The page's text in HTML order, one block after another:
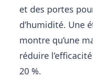
et des portes
d’humidité. Une
montre qu’une
réduire
20 %.